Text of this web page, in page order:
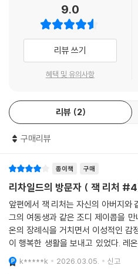
리 차일드 일생의 위대한 업적인 ‘잭 리
시작으로 매년 한 편씩 발표되어 현재
며, 앞으로도 매년 출간을 이어갈 예정
욕조에서 군용 녹색 페인트에 잠겨 사
어두운 뒷골목에서 육중한 체격의 두
잭 리처. 놈들은 리처의 단골 레스토
는 갱단의 조직원이다. 가뿐하게 두
수사를 의뢰했던 성범죄 피해 여성들
가 범인으로 지목된 것. 하지만 직접적
피해 여성들은 모두 자신의 집 욕조에
사망한 채 발견되었다. 범인은 현장에
묘하고 치밀하다. 살해 방식도, 의도도
문자가 노리는 다음 표적은 누구인가.
9.0
리뷰 쓰기
혜택 및 유의사항
리뷰 2
구매리뷰
종이책 구매
리차일드의 방문자 ( 잭 리처
앞편에서 잭 리처는 자신의 아버지와
그의 여동생과 같은 조디 제이콥을
온의 장례식을 거치면서 이성적인 감
이 행복한 생활을 보내고 있었다. 레
날 조디를 기다리면서 좋아하는 이태
그때 두 양아치가
k*****k 2026.03.05. 신고